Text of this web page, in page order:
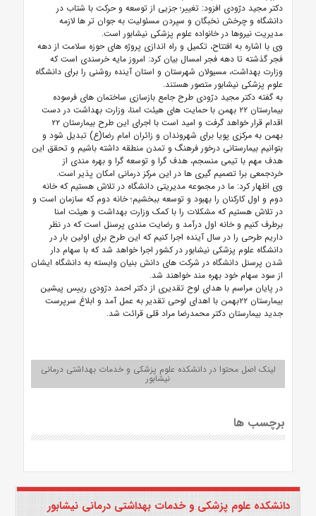
دکتر مجید درّودی افزود: تغییر؛ جزیی از توسعه و حرکت با شتاب در
دانشگاه و چرخش نخبگان و سپردن مسئولیت به جوان تر ها لازمه
مدیریت نیروها در خانواده علوم پزشکی نیشابور است.
وی با اشاره به افتتاح، تکمیل و راه اندازی پروژه های حوزه سلامت از دهه
فجر گذشته تا دهه فجر امسال بیان کرد: امروز مایه خرسندی است که
وزارت بهداشت، مسیولان شهرستان و استان آینده روشنی را برای دانشگاه
علوم پزشکی نیشابور متصور هستند.
به گفته دکتر مجید درّودی طرح جامع بازسازی ساختمان های فرسوده
بیمارستان ۲۲ بهمن با حمایت های هیئت امنا، وزارت بهداشت در دست
اقدام قرار خواهد گرفت و امید است با اجرای این طرح بیمارستان ۲۲
بهمن به مرکزی پویا برای شهروندان و زائران امام رضا(ع) تبدیل شود و
بتوانیم بیمارستانی درخور فرهنگ و تمدن منطقه داشته باشیم و تحقق این
هدف مهم با تیمی منسجم، هدف گرا و توسعه گرا و بهره مندی از
خردجمعی برا تصمیم گیری ها در این مرکز درمانی امکان پذیر است.
وی اظهار کرد: ما در مجموعه مدیریتی دانشگاه در تلاش هستیم که خانه
دوم و اول کارکنان را بهبود و توسعه ببخشیم؛ خانه دوم که سازمان است و
در تلاش هستیم که مشکلات را با کمک وزارت بهداشت و هیئت امنا
برطرف کنیم و خانه اول درآمد و رضایت مندی پرسنل است که در نظر
داریم طرحی را در سال آینده اجرا کنیم که این طرح برای اولین بار در
دانشگاه علوم پزشکی نیشابور در کشور اجرا خواهد شد که با سهام دار
شدن پرسنل دانشگاه در شرکت های دانش بنیان وابسته به دانشگاه ایشان
از سود سهام خود بهره مند خواهند شد.
در پایان مراسم با هدای لوح تقدیری از دکتر احمد درّودی رییس پیشین
بیمارستان ۲۲بهمن با اهدای لوحی تقدیر به عمل آمد و ابلاغ سرپرست
جدید بیمارستان دکتر محمدرضا مراد قلی قرائت شد.
لینک اصل محتوا در دانشکده علوم پزشکی و خدمات بهداشتی درمانی
نیشابور
برچسب ها
دانشکده علوم پزشکی و خدمات بهداشتی درمانی نیشابور